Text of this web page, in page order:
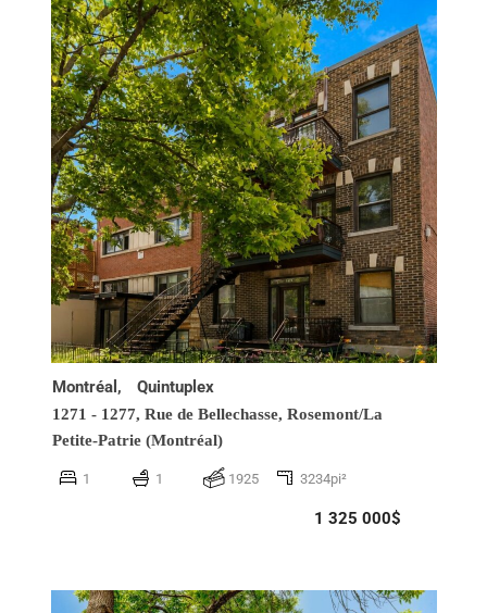
Montréal, Quintuplex
1271 - 1277, Rue de Bellechasse, Rosemont/La
Petite-Patrie (Montréal)
1 1 1925 3234pi²
1 325 000$